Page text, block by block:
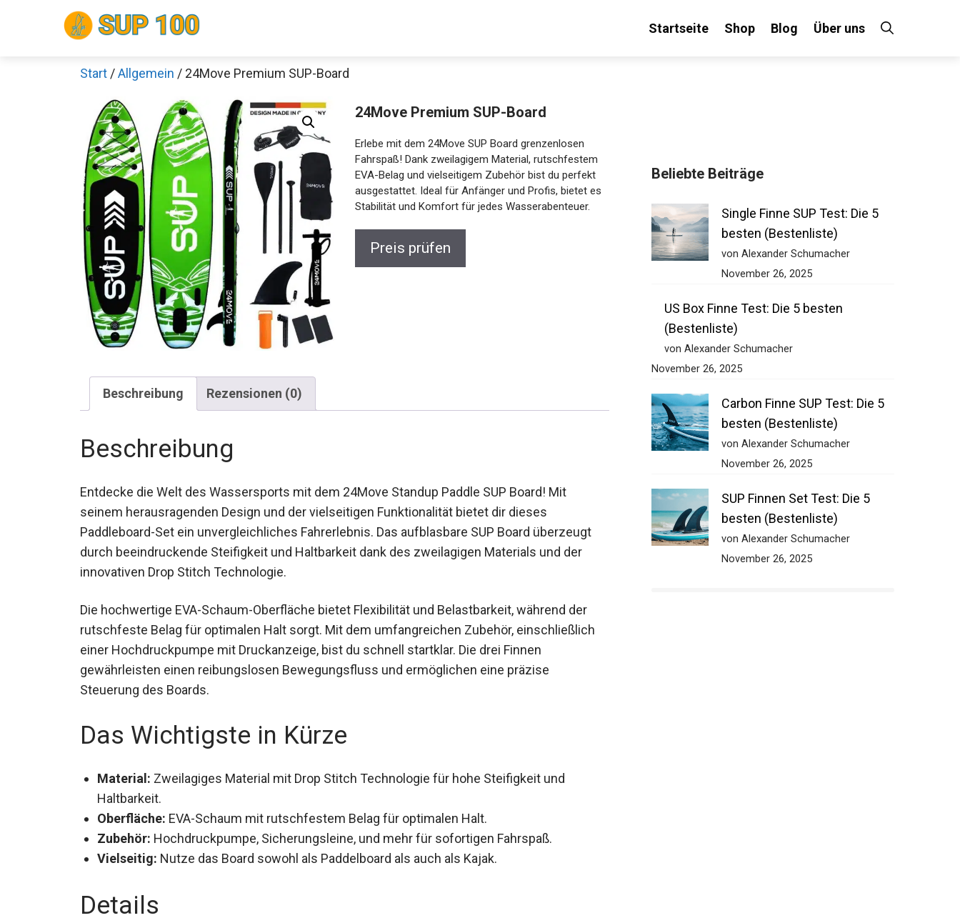
Startseite Shop Blog Über uns
Start /Allgemein / 24Move Premium SUP-Board
24Move Premium SUP-Board
Erlebe mit dem 24Move SUP Board grenzenlosen
Fahrspaß! Dank zweilagigem Material, rutschfestem
EVA-Belag und vielseitigem Zubehör bist du perfekt
ausgestattet. Ideal für Anfänger und Profis, bietet es
Stabilität und Komfort für jedes Wasserabenteuer.
Preis prüfen
Beschreibung Rezensionen (0)
Beschreibung
Entdecke die Welt des Wassersports mit dem 24Move Standup Paddle SUP Board! Mit
seinem herausragenden Design und der vielseitigen Funktionalität bietet dir dieses
Paddleboard-Set ein unvergleichliches Fahrerlebnis. Das aufblasbare SUP Board überzeugt
durch beeindruckende Steifigkeit und Haltbarkeit dank des zweilagigen Materials und der
innovativen Drop Stitch Technologie.
Die hochwertige EVA-Schaum-Oberfläche bietet Flexibilität und Belastbarkeit, während der
rutschfeste Belag für optimalen Halt sorgt. Mit dem umfangreichen Zubehör, einschließlich
einer Hochdruckpumpe mit Druckanzeige, bist du schnell startklar. Die drei Finnen
gewährleisten einen reibungslosen Bewegungsfluss und ermöglichen eine präzise
Steuerung des Boards.
Das Wichtigste in Kürze
Material: Zweilagiges Material mit Drop Stitch Technologie für hohe Steifigkeit und
Haltbarkeit.
Oberfläche: EVA-Schaum mit rutschfestem Belag für optimalen Halt.
Zubehör: Hochdruckpumpe, Sicherungsleine, und mehr für sofortigen Fahrspaß.
Vielseitig: Nutze das Board sowohl als Paddelboard als auch als Kajak.
Details
Beliebte Beiträge
Single Finne SUP Test: Die 5
besten (Bestenliste)
von Alexander Schumacher
November 26, 2025
US Box Finne Test: Die 5 besten
(Bestenliste)
von Alexander Schumacher
November 26, 2025
Carbon Finne SUP Test: Die 5
besten (Bestenliste)
von Alexander Schumacher
November 26, 2025
SUP Finnen Set Test: Die 5
besten (Bestenliste)
von Alexander Schumacher
November 26, 2025
Decathlon Sale
Schaue dir jetzt die meistverkauften Produkte im Sale bei Decathlon an!
Jetzt anschauen